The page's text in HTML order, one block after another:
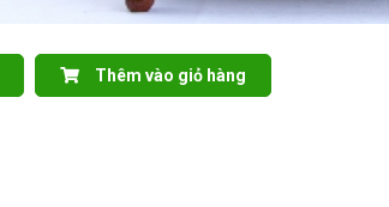
Thêm vào giỏ hàng